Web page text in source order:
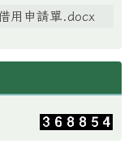
用申請單.docx